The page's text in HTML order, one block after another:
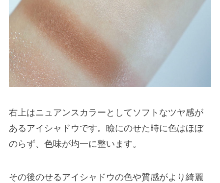
右上はニュアンスカラーとしてソフトなツヤ感が
あるアイシャドウです。瞼にのせた時に色はほぼ
のらず、色味が均一に整います。
その後のせるアイシャドウの色や質感がより綺麗